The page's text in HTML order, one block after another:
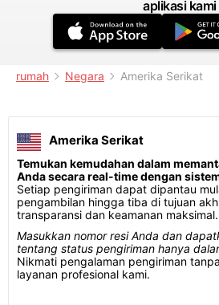
aplikasi kami
rumah Negara Amerika Serikat
Amerika Serikat
Temukan kemudahan dalam
Anda secara real-time dengan
Setiap pengiriman dapat dipantau
pengambilan hingga tiba di tujuan
transparansi dan keamanan maksimal.
Masukkan nomor resi Anda dan
tentang status pengiriman hanya
Nikmati pengalaman pengiriman
layanan profesional kami.